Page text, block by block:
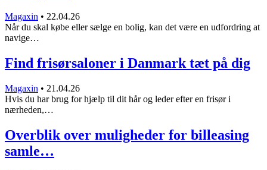
Magaxin • 22.04.26
Når du skal købe eller sælge en bolig, kan det være en udfordring at
navige…
Find frisørsaloner i Danmark tæt på dig
Magaxin • 21.04.26
Hvis du har brug for hjælp til dit hår og leder efter en frisør i
nærheden,…
Overblik over muligheder for billeasing
samle…